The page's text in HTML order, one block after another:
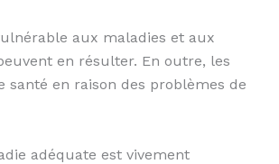
aux maladies et aux
en résulter. En outre, les
santé en raison des problèmes de
adéquate est vivement